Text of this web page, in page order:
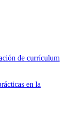
de currículum
en la